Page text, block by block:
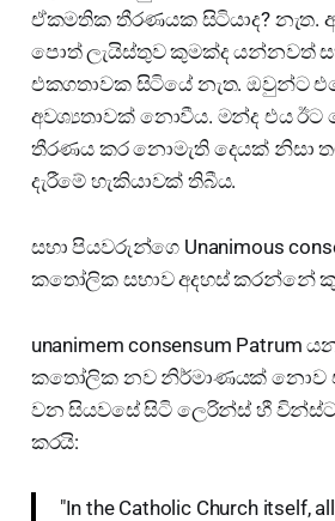
ඒකමතික තීරණයක සිටියාද? නැත.
පොත් ලැයිස්තුව කුමක්ද යන්නවත්
එකගතාවක සිටියේ නැත. ඔවුන්ට
අවශ්‍යතාවක් නොවීය. මන්ද එය ඊට
තීරණය කර නොමැති දෙයක් නිසා
දැරීමේ හැකියාවක් තිබීය.
සභා පියවරුන්ගෙ Unanimous
කතෝලික සභාව අදහස් කරන්නේ
unanimem consensum Patrum
කතෝලික නව නිර්මාණයක් නොව
වන සියවසේ සිටි ලෙරින්ස් හී
කරයි:
"In the Catholic Church itself,